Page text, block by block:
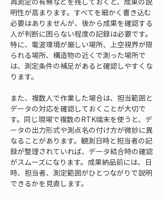
明性が高まります。すべてを細かく書き込む
必要はありませんが、後から成果を確認する
人が判断に困らない程度の記録は必要です。
特に、電波環境が厳しい場所、上空視界が限
られる場所、構造物の近くで測った場所で
は、測定条件の補足があると確認しやすくな
ります。
また、複数人で作業した場合は、担当範囲と
データの対応を確認しておくことが大切で
す。同じ現場で複数のRTK端末を使うと、デ
ータの出力形式や測点名の付け方が微妙に異
なることがあります。観測日時と担当者の記
録が整理されていれば、データ結合時の確認
がスムーズになります。成果納品前には、日
時、担当者、測定範囲がひとつながりで説明
できるかを見直します。